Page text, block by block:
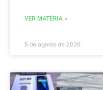
VER MATÉRIA »
5 de agosto de 2026